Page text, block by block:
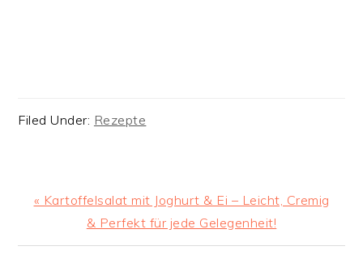
Filed Under: Rezepte
Previous
« Kartoffelsalat mit Joghurt & Ei – Leicht, Cremig
& Perfekt für jede Gelegenheit!